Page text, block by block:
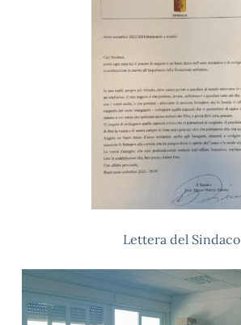
Lettera del Sindaco